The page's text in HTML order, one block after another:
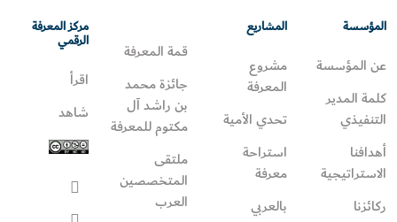
المؤسسة
عن المؤسسة
كلمة المدير
التنفيذي
أهدافنا
الاستراتيجية
ركائزنا
المشاريع
مشروع
المعرفة
تحدي الأمية
استراحة
معرفة
بالعربي
قمة المعرفة
جائزة محمد
بن راشد آل
مكتوم للمعرفة
ملتقى
المتخصصين
العرب
مركز المعرفة
الرقمي
اقرأ
شاهد